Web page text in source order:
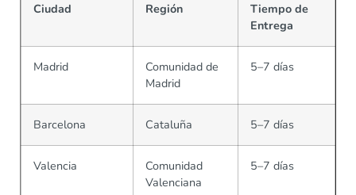
Ciudad Región
Tiempo de
Entrega
Madrid
Comunidad de
Madrid
5–7 días
Barcelona Cataluña 5–7 días
Valencia
Comunidad
Valenciana
5–7 días